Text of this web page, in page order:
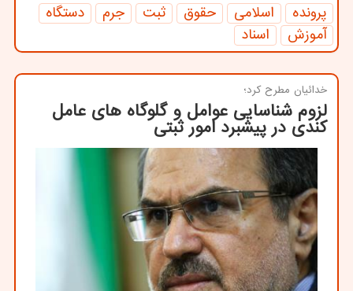
پرونده اسلامی حقوق ثبت جرم
دستگاه
آموزش
اسناد
خدائیان مطرح كرد؛
لزوم شناسایی عوامل و گلوگاه های عامل
كندی در پیشبرد امور ثبتی